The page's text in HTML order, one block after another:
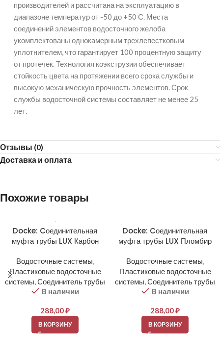
производителей и рассчитана на эксплуатацию в
диапазоне температур от -50 до +50 С. Места
соединений элементов водосточного желоба
укомплектованы однокамерным трехлепестковым
уплотнителем, что гарантирует 100 процентную защиту
от протечек. Технология коэкструзии обеспечивает
стойкость цвета на протяжении всего срока службы и
высокую механическую прочность элементов. Срок
службы водосточной системы составляет не менее 25
лет.
Отзывы (0)
Доставка и оплата
Похожие товары
Docke: Cоединительная
муфта трубы LUX Карбон
Водосточные системы,
Пластиковые водосточные
системы,Соединитель трубы
В наличии
288,00₽
В КОРЗИНУ
Docke: Cоединительная
муфта трубы LUX Пломбир
Водосточные системы,
Пластиковые водосточные
системы,Соединитель трубы
В наличии
288,00₽
В КОРЗИНУ